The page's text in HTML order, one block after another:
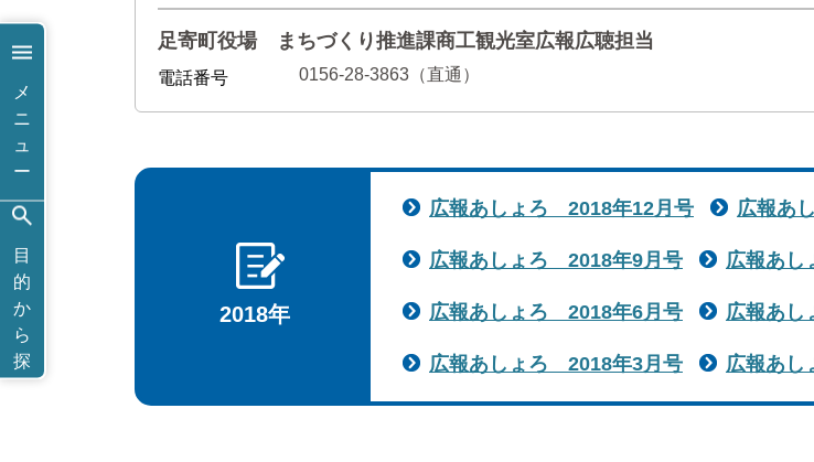
足寄町役場 まちづくり推進課商工観光室広報広聴担当
電話番号 0156-28-3863（直通）
2018年
広報あしょろ 2018年12月号 広報あ
広報あしょろ 2018年9月号 広報あ
広報あしょろ 2018年6月号 広報あ
広報あしょろ 2018年3月号 広報あ
メ
ニ
ュ
ー
目
的
か
ら
探